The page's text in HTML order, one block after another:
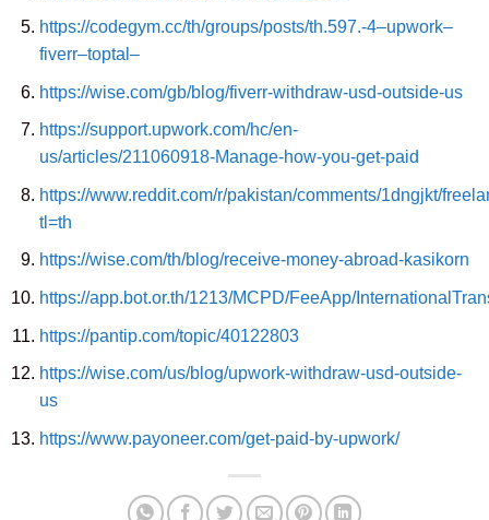
https://codegym.cc/th/groups/posts/th.597.-4–upwork–
fiverr–toptal–
https://wise.com/gb/blog/fiverr-withdraw-usd-outside-us
https://support.upwork.com/hc/en-
us/articles/211060918-Manage-how-you-get-paid
https://www.reddit.com/r/pakistan/comments/1dngjkt/
tl=th
https://wise.com/th/blog/receive-money-abroad-kasikorn
https://app.bot.or.th/1213/MCPD/FeeApp/
https://pantip.com/topic/40122803
https://wise.com/us/blog/upwork-withdraw-usd-outside-
us
https://www.payoneer.com/get-paid-by-upwork/